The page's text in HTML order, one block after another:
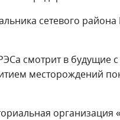
сетевого
смотрит в будущие
месторождений